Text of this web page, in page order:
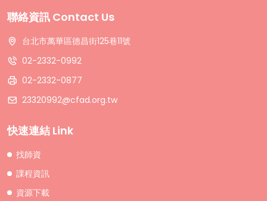
聯絡資訊 Contact Us
台北市萬華區德昌街125巷11號
02-2332-0992
02-2332-0877
23320992@cfad.org.tw
快速連結 Link
找師資
課程資訊
資源下載